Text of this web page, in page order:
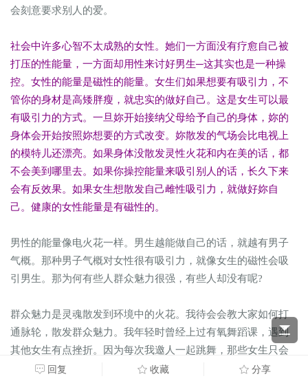
会刻意要求别人的爱。
社会中许多心智不太成熟的女性。她们一方面没有疗愈自己被
打压的性能量，一方面却用性来讨好男生─这其实也是一种操
控。女性的能量是磁性的能量。女生们如果想要有吸引力，不
管你的身材是高矮胖瘦，就忠实的做好自己。这是女生可以最
有吸引力的方式。一旦妳开始接纳父母给予自己的身体，妳的
身体会开始按照妳想要的方式改变。妳散发的气场会比电视上
的模特儿还漂亮。如果身体没散发灵性火花和内在美的话，都
不会美到哪里去。如果你操控能量来吸引别人的话，长久下来
会有反效果。如果女生想散发自己雌性吸引力，就做好妳自
己。健康的女性能量是有磁性的。
男性的能量像电火花一样。男生越能做自己的话，就越有男子
气概。那种男子气概对女性很有吸引力，就像女生的磁性会吸
引男生。那为何有些人群众魅力很强，有些人却没有呢?
群众魅力是灵魂散发到环境中的火花。我待会会教大家如何打
通脉轮，散发群众魅力。我年轻时曾经上过有氧舞蹈课，遇到
其他女生有点挫折。因为每次我邀人一起跳舞，那些女生只会
比外表、比衣服、比看妳会不会跳。谁没有达到标准就会被排
回复 收藏 分享